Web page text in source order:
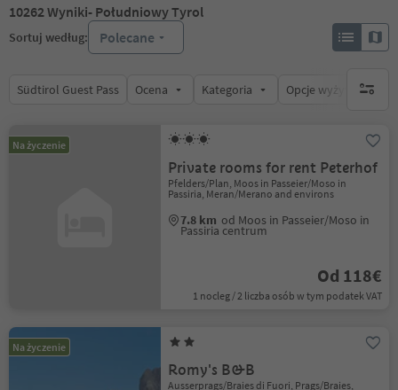
10262Wyniki- Południowy Tyrol
Sortuj według: Polecane
Südtirol Guest Pass Ocena Kategoria Opcje wyżywieniabrak
Na życzenie
Private rooms for rent Peterhof
Pfelders/Plan, Moos in Passeier/Moso in
Passiria, Meran/Merano and environs
7.8 km od Moos in Passeier/Moso in
Passiria centrum
Od 118€
1 nocleg / 2 liczba osób w tym podatek VAT
Na życzenie
Romy's B&B
Ausserprags/Braies di Fuori, Prags/Braies,